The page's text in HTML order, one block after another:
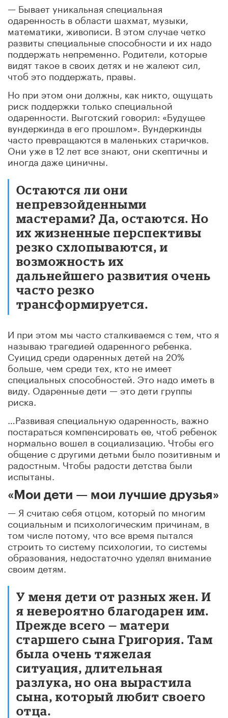
— Бывает уникальная специальная
одаренность в области шахмат, музыки,
математики, живописи. В этом случае четко
развиты специальные способности и их надо
поддержать непременно. Родители, которые
видят такое в своих детях и не жалеют сил,
чтоб это поддержать, правы.
Но при этом они должны, как никто, ощущать
риск поддержки только специальной
одаренности. Выготский говорил: «Будущее
вундеркинда в его прошлом». Вундеркинды
часто превращаются в маленьких старичков.
Они уже в 12 лет все знают, они скептичны и
иногда даже циничны.
Остаются ли они
непревзойденными
мастерами? Да, остаются. Но
их жизненные перспективы
резко схлопываются, и
возможность их
дальнейшего развития очень
часто резко
трансформируется.
И при этом мы часто сталкиваемся с тем, что я
называю трагедией одаренного ребенка.
Суицид среди одаренных детей на 20%
больше, чем среди тех, кто не имеет
специальных способностей. Это надо иметь в
виду. Одаренные дети — это дети группы
риска.
…Развивая специальную одаренность, важно
постараться компенсировать ее, чтоб ребенок
нормально вошел в социализацию. Чтобы его
общение с другими детьми было позитивным и
радостным. Чтобы радости детства были
испытаны.
«Мои дети — мои лучшие друзья»
— Я считаю себя отцом, который по многим
социальным и психологическим причинам, в
том числе потому, что все время пытался
строить то систему психологии, то системы
образования, недостаточно уделял внимание
своим детям.
У меня дети от разных жен. И
я невероятно благодарен им.
Прежде всего — матери
старшего сына Григория. Там
была очень тяжелая
ситуация, длительная
разлука, но она вырастила
сына, который любит своего
отца.